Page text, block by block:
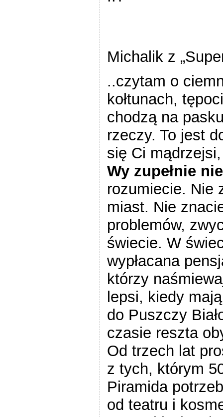
Michalik z
..czytam o
kołtunach,
chodzą na
rzeczy. To jest
się Ci
Wy zupełnie
rozumiecie. Nie
miast. Nie
problemów,
świecie. W
wypłacana
którzy
lepsi, kiedy
do Puszczy
czasie reszta
Od trzech lat
z tych, którym
Piramida
od teatru i